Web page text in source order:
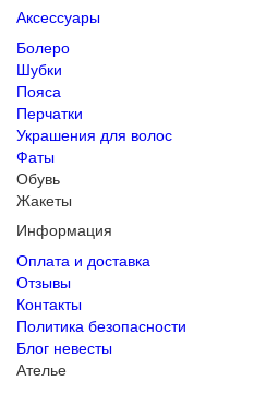
Аксессуары
Болеро
Шубки
Пояса
Перчатки
Украшения для волос
Фаты
Обувь
Жакеты
Информация
Оплата и доставка
Отзывы
Контакты
Политика безопасности
Блог невесты
Ателье